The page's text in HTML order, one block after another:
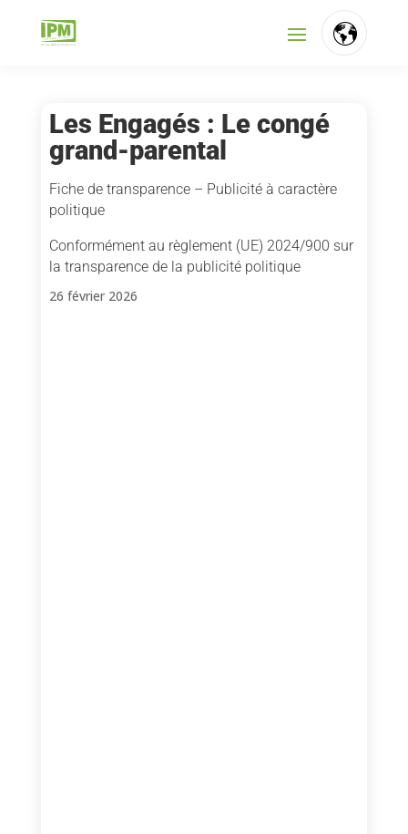
Les Engagés : Le congé
grand-parental
Fiche de transparence – Publicité à caractère
politique
Conformément au règlement (UE) 2024/900 sur
la transparence de la publicité politique
26 février 2026